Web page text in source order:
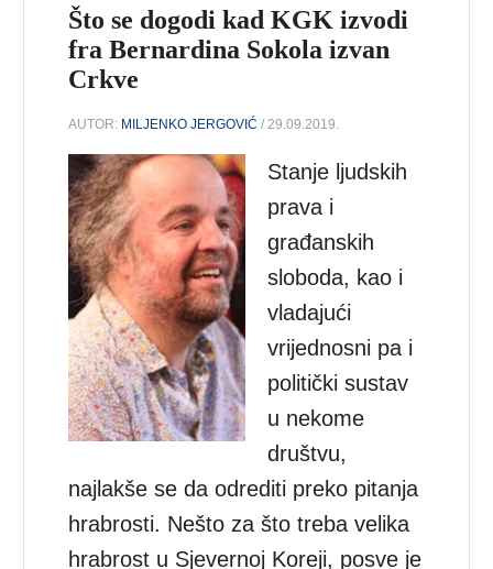
Što se dogodi kad KGK izvodi
fra Bernardina Sokola izvan
Crkve
AUTOR: MILJENKO JERGOVIĆ / 29.09.2019.
Stanje ljudskih
prava i
građanskih
sloboda, kao i
vladajući
vrijednosni pa i
politički sustav
u nekome
društvu,
najlakše se da odrediti preko pitanja
hrabrosti. Nešto za što treba velika
hrabrost u Sjevernoj Koreji, posve je